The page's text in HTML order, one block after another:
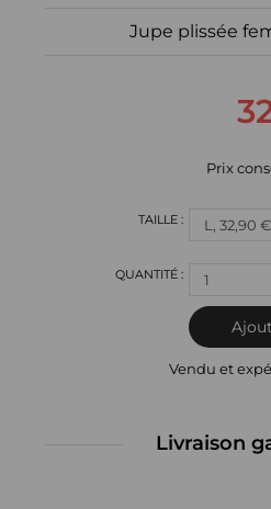
Jupe plissée
Prix
L, 32,90
1
Vendu et
Livraison